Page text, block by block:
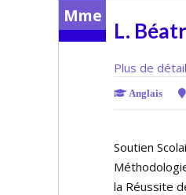
Mme
L.
Plus de
Anglais
Soutien
la Réussite